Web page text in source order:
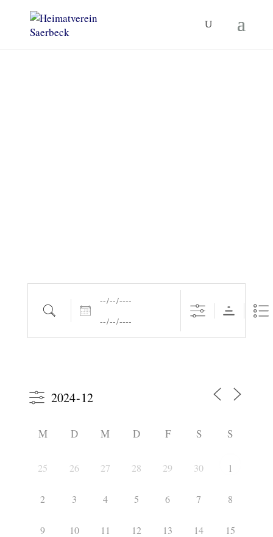
Suche
Daten
M D M D F S S
25 26 27 28 29 30 1
2 3 4 5 6 7 8
9 10 11 12 13 14 15